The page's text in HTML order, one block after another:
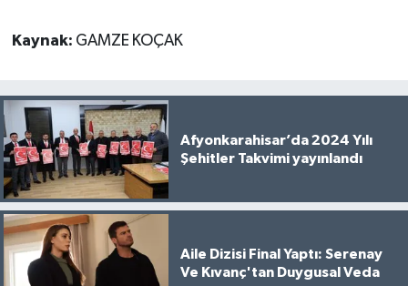
Kaynak: GAMZE KOÇAK
Afyonkarahisar’da 2024 Yılı
Şehitler Takvimi yayınlandı
Aile Dizisi Final Yaptı: Serenay
Ve Kıvanç'tan Duygusal Veda